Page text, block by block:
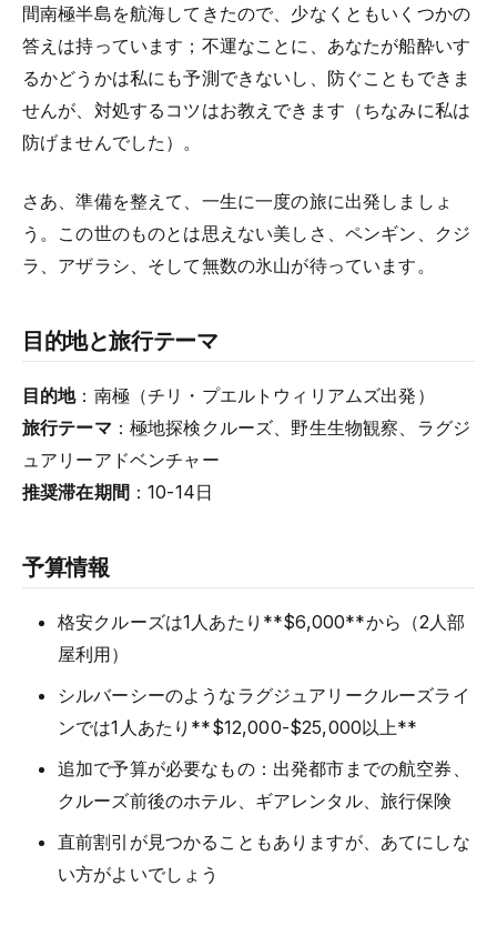
間南極半島を航海してきたので、少なくともいくつかの
答えは持っています；不運なことに、あなたが船酔いす
るかどうかは私にも予測できないし、防ぐこともできま
せんが、対処するコツはお教えできます（ちなみに私は
防げませんでした）。
さあ、準備を整えて、一生に一度の旅に出発しましょ
う。この世のものとは思えない美しさ、ペンギン、クジ
ラ、アザラシ、そして無数の氷山が待っています。
目的地と旅行テーマ
目的地：南極（チリ・プエルトウィリアムズ出発）
旅行テーマ ：極地探検クルーズ、野生生物観察、ラグジ
ュアリーアドベンチャー
推奨滞在期間：10-14日
予算情報
格安クルーズは1人あたり**$6,000**から（2人部
屋利用）
シルバーシーのようなラグジュアリークルーズライ
ンでは1人あたり**$12,000-$25,000以上**
追加で予算が必要なもの：出発都市までの航空券、
クルーズ前後のホテル、ギアレンタル、旅行保険
直前割引が見つかることもありますが、あてにしな
い方がよいでしょう